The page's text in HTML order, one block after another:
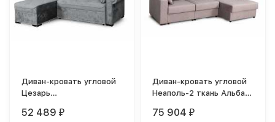
Диван-кровать угловой
Цезарь
велюр Тиффани серый
52 489₽
Диван-кровать угловой
Неаполь-2 ткань Альба
Правый
75 904₽